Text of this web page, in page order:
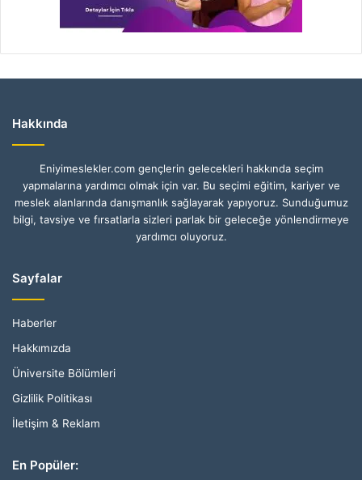
Hakkında
Eniyimeslekler.com gençlerin gelecekleri hakkında seçim
yapmalarına yardımcı olmak için var. Bu seçimi eğitim, kariyer ve
meslek alanlarında danışmanlık sağlayarak yapıyoruz. Sunduğumuz
bilgi, tavsiye ve fırsatlarla sizleri parlak bir geleceğe yönlendirmeye
yardımcı oluyoruz.
Sayfalar
Haberler
Hakkımızda
Üniversite Bölümleri
Gizlilik Politikası
İletişim & Reklam
En Popüler: